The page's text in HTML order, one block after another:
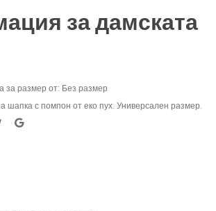
за дамската
за размер от: Без размер
шапка с помпон от еко пух. Универсален размер.